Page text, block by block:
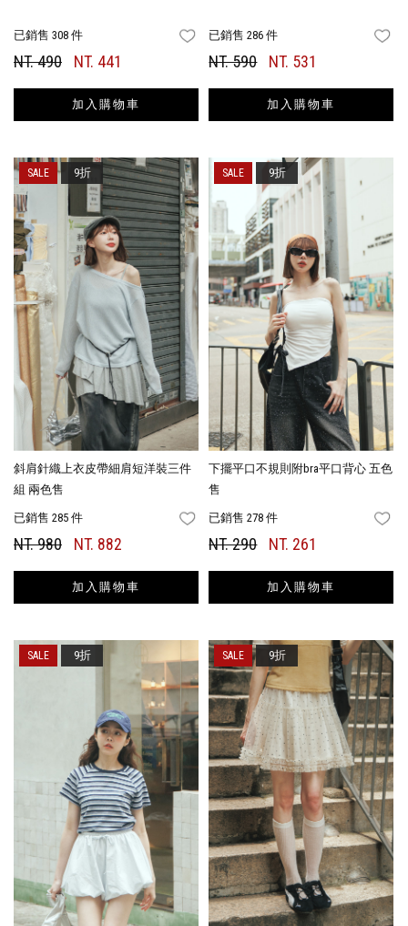
已銷售 308 件 FAVORITES
NT. 490 NT. 441
加入購物車
已銷售 286 件
NT. 590 NT. 531
加入購物車
斜肩針織上衣皮帶細肩短洋裝三件
組 兩色售
已銷售 285 件 FAVORITES
NT. 980 NT. 882
加入購物車
9折
下擺平口不規則附bra平口背心 五色
售
已銷售 278 件
NT. 290 NT. 261
加入購物車
9折
9折 9折